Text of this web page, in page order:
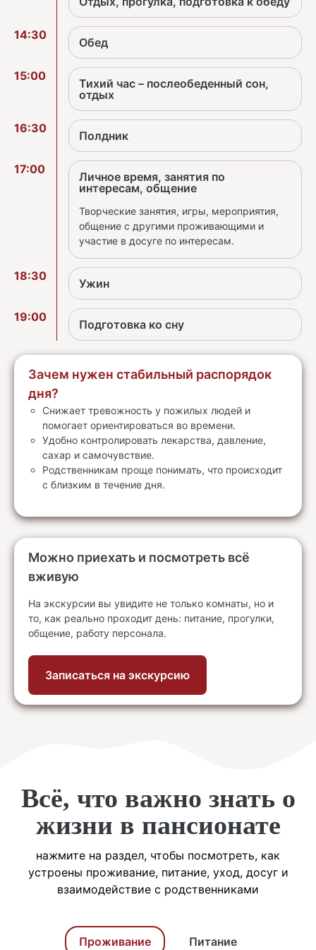
14:30
Обед
15:00
Тихий час – послеобеденный сон,
отдых
16:30
Полдник
17:00
Личное время, занятия по
интересам, общение
Творческие занятия, игры, мероприятия,
общение с другими проживающими и
участие в досуге по интересам.
18:30
Ужин
19:00
Подготовка ко сну
Зачем нужен стабильный распорядок
дня?
Снижает тревожность у пожилых людей и
помогает ориентироваться во времени.
Удобно контролировать лекарства, давление,
сахар и самочувствие.
Родственникам проще понимать, что происходит
с близким в течение дня.
Можно приехать и посмотреть всё
вживую
На экскурсии вы увидите не только комнаты, но и
то, как реально проходит день: питание, прогулки,
общение, работу персонала.
Записаться на экскурсию
Всё, что важно знать о
жизни в пансионате
нажмите на раздел, чтобы посмотреть, как
устроены проживание, питание, уход, досуг и
взаимодействие с родственниками
Проживание Питание